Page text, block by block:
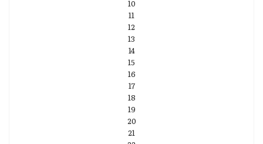
10
11
12
13
14
15
16
17
18
19
20
21